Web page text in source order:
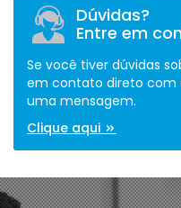
Dúvidas?
Entre em
Se você tiver dúvidas
em contato direto com
uma mensagem.
Clique aqui